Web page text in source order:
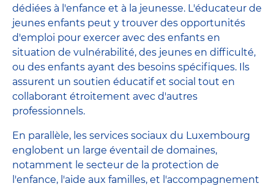
dédiées à l'enfance et à la jeunesse. L'éducateur de
jeunes enfants peut y trouver des opportunités
d'emploi pour exercer avec des enfants en
situation de vulnérabilité, des jeunes en difficulté,
ou des enfants ayant des besoins spécifiques. Ils
assurent un soutien éducatif et social tout en
collaborant étroitement avec d'autres
professionnels.
En parallèle, les services sociaux du Luxembourg
englobent un large éventail de domaines,
notamment le secteur de la protection de
l'enfance, l'aide aux familles, et l'accompagnement